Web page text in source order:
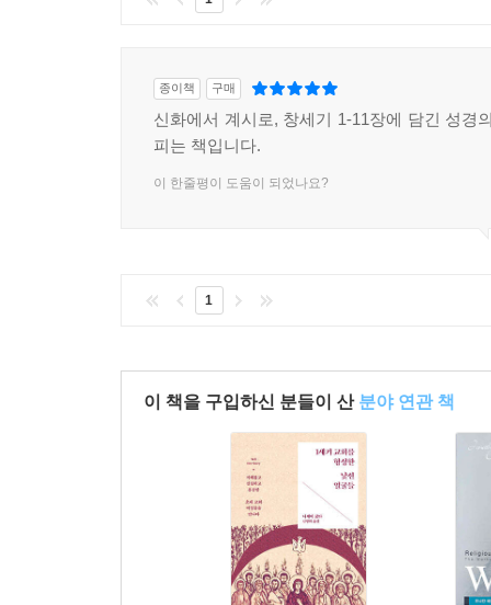
존재를 비추는 거울처럼 사용합니다. 그래서 독
또한 이 책은 “신화”라는 개념을 통해 오히려 성
폭력과 권력, 제국과 욕망을 얼마나 독특하게 바
전원희_ 오후다섯시교회, 『우리의 춤은 변하여
분들이 종종 있습니다. 그러면 저는 이렇게 대답
다른 신화에 성경과 비슷한 이야기가 있다는 것
그들은 꾸준히 이집트 신화, 메소포타미아 신화,
이전과는 아주 다른 취지로 그 이야기들을 재구
이야기가 담겨있습니다. 그것이 성경을 유일무이
이 책은 그 요소들을 잘 정리해서 우리에게 알
종이책 구매
신화에서 계시로, 창세기 1-11장에 담긴 성경
피는 책입니다.
이 한줄평이 도움이 되었나요?
1
이 책을 구입하신 분들이 산 분야 연관 책